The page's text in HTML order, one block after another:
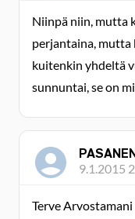
Niinpä niin, mutta
perjantaina,
kuitenkin yhdeltä
sunnuntai, se on
9.1.2015
Terve